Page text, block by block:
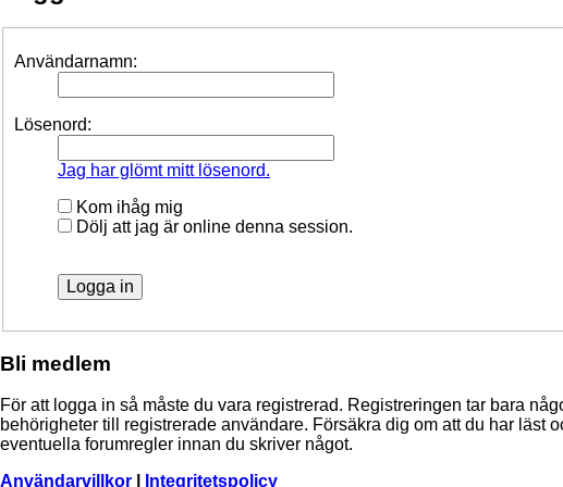
Användarnamn:
Lösenord:
Jag har glömt mitt lösenord.
Kom ihåg mig
Dölj att jag är online denna session.
Bli medlem
För att logga in så måste du vara registrerad. Registreringen tar bara
behörigheter till registrerade användare. Försäkra dig om att du har
eventuella forumregler innan du skriver något.
Användarvillkor
Integritetspolicy